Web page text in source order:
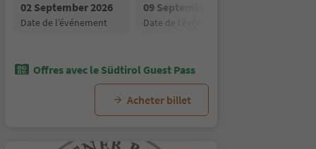
02 September 2026
date de l’événement
09 September 2026
date de l’événement
Offres avec le Südtirol Guest Pass
Acheter billet